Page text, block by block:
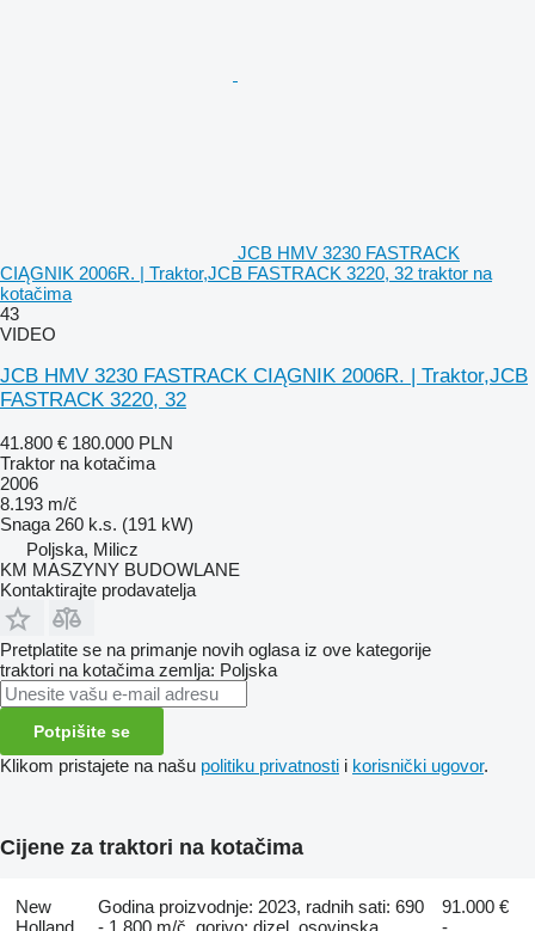
JCB HMV 3230 FASTRACK
CIĄGNIK 2006R. | Traktor,JCB FASTRACK 3220, 32 traktor na
kotačima
43
VIDEO
JCB HMV 3230 FASTRACK CIĄGNIK 2006R. | Traktor,JCB
FASTRACK 3220, 32
41.800 € 180.000 PLN
Traktor na kotačima
2006
8.193 m/č
Snaga 260 k.s. (191 kW)
Poljska, Milicz
KM MASZYNY BUDOWLANE
Kontaktirajte prodavatelja
Pretplatite se na primanje novih oglasa iz ove kategorije
traktori na kotačima zemlja: Poljska
Potpišite se
Klikom pristajete na našu politiku privatnosti i korisnički ugovor.
Cijene za traktori na kotačima
New
Holland
Godina proizvodnje: 2023, radnih sati: 690
- 1.800 m/č, gorivo: dizel, osovinska
91.000 €
-